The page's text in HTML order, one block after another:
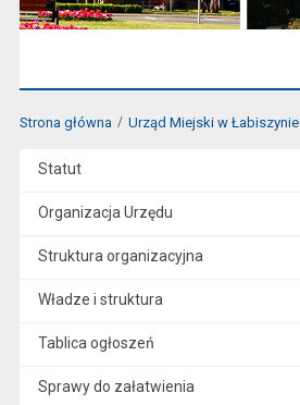
Strona główna Urząd Miejski w Łabiszynie
Statut
Organizacja Urzędu
Struktura organizacyjna
Władze i struktura
Tablica ogłoszeń
Sprawy do załatwienia